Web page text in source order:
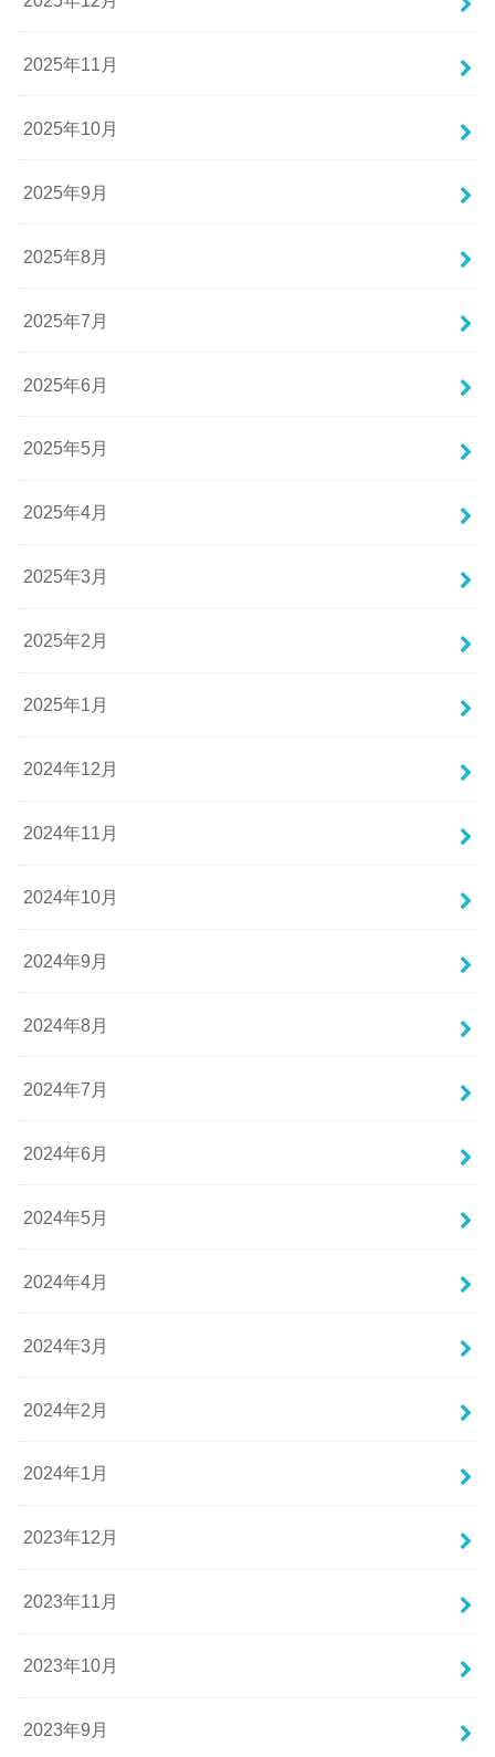
2025年11月
2025年10月
2025年9月
2025年8月
2025年7月
2025年6月
2025年5月
2025年4月
2025年3月
2025年2月
2025年1月
2024年12月
2024年11月
2024年10月
2024年9月
2024年8月
2024年7月
2024年6月
2024年5月
2024年4月
2024年3月
2024年2月
2024年1月
2023年12月
2023年11月
2023年10月
2023年9月